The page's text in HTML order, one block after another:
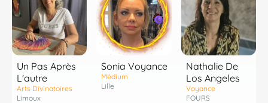
Un Pas Après
L'autre
Arts Divinatoires
Limoux
Sonia Voyance
Médium
Lille
Nathalie De
Los Angeles
Voyance
FOURS